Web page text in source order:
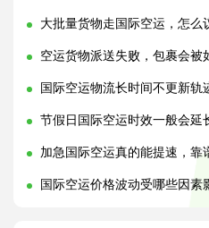
大批量货物走国际空运，怎么议价降
空运货物派送失败，包裹会被如何
国际空运物流长时间不更新轨迹是什
节假日国际空运时效一般会延长
加急国际空运真的能提速，靠
国际空运价格波动受哪些因素